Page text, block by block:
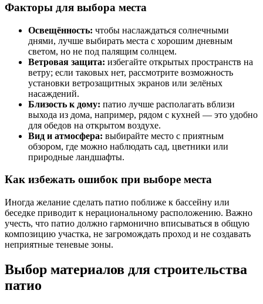
Факторы для выбора места
Освещённость: чтобы наслаждаться солнечными
днями, лучше выбирать места с хорошим дневным
светом, но не под палящим солнцем.
Ветровая защита: избегайте открытых пространств на
ветру; если таковых нет, рассмотрите возможность
установки ветрозащитных экранов или зелёных
насаждений.
Близость к дому: патио лучше располагать вблизи
выхода из дома, например, рядом с кухней — это удобно
для обедов на открытом воздухе.
Вид и атмосфера: выбирайте место с приятным
обзором, где можно наблюдать сад, цветники или
природные ландшафты.
Как избежать ошибок при выборе места
Иногда желание сделать патио поближе к бассейну или
беседке приводит к нерациональному расположению. Важно
учесть, что патио должно гармонично вписываться в общую
композицию участка, не загромождать проход и не создавать
неприятные теневые зоны.
Выбор материалов для строительства
патио